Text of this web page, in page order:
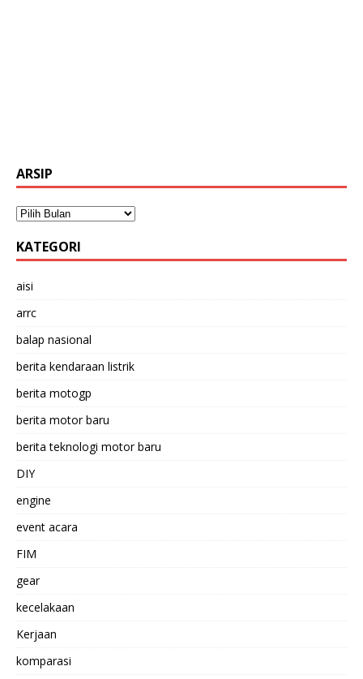
ARSIP
KATEGORI
aisi
arrc
balap nasional
berita kendaraan listrik
berita motogp
berita motor baru
berita teknologi motor baru
DIY
engine
event acara
FIM
gear
kecelakaan
Kerjaan
komparasi